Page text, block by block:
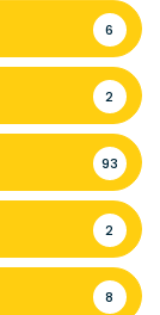
6
2
93
2
8